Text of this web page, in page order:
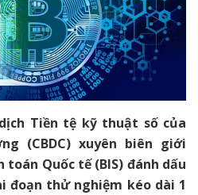
Tiền tệ kỹ thuật số của
(CBDC) xuyên biên giới
Quốc tế (BIS) đánh dấu
đoạn thử nghiệm kéo dài 1